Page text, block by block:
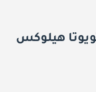
هيلوكس